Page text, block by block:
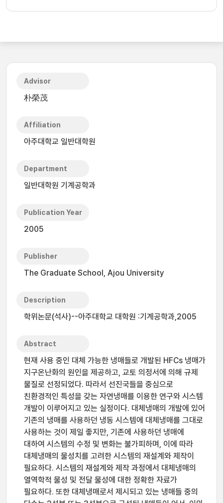
Advisor
朴榮茂
Affiliation
아주대학교 일반대학원
Department
일반대학원 기계공학과
Publication Year
2005
Publisher
The Graduate School, Ajou University
Description
학위논문(석사)--아주대학교 대학원 :기계공학과,2005
Abstract
현재 사용 중인 대체 가능한 냉매들로 개발된 HFCs 냉매가
지구온난화의 원인을 제공하고, 교토 의정서에 의해 규제
물질로 선정되었다. 따라서 선진국들을 중심으로
친환경적인 특성을 갖는 자연냉매를 이용한 연구와 시스템
개발이 이루어지고 있는 실정이다. 대체냉매의 개발에 있어
기존의 냉매를 사용하던 냉동 시스템에 대체냉매를 그대로
사용하는 것이 제일 좋지만, 기존에 사용하던 냉매에
대하여 시스템의 수정 및 변화는 불가피하며, 이에 따라
대체냉매의 물성치를 고려한 시스템의 재설계와 제작이
필요하다. 시스템의 재설계와 제작 과정에서 대체냉매의
열역학적 물성 및 전달 물성에 대한 정확한 자료가
필요하다. 또한 대체냉매로서 제시되고 있는 냉매들 중의